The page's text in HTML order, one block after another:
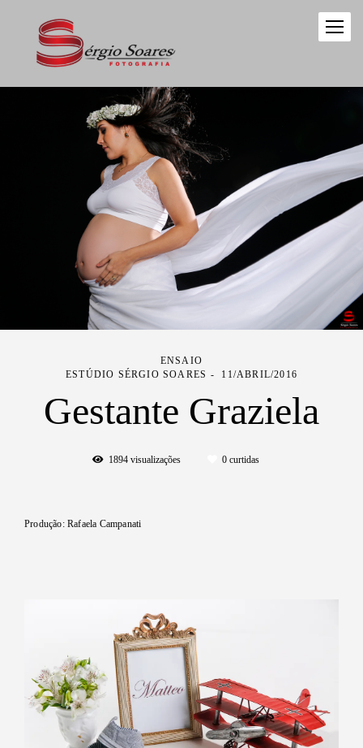
ENSAIO
ESTÚDIO SÉRGIO SOARES
11/ABRIL/2016
Gestante Graziela
1894visualizações 0curtidas
Produção: Rafaela Campanati